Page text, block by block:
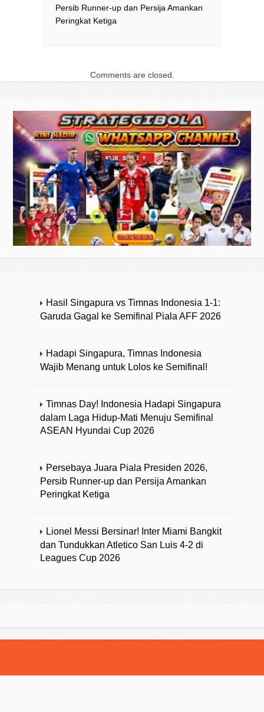
Persib Runner-up dan Persija Amankan
Peringkat Ketiga
Comments are closed.
Hasil Singapura vs Timnas Indonesia 1-1:
Garuda Gagal ke Semifinal Piala AFF 2026
Hadapi Singapura, Timnas Indonesia
Wajib Menang untuk Lolos ke Semifinal!
Timnas Day! Indonesia Hadapi Singapura
dalam Laga Hidup-Mati Menuju Semifinal
ASEAN Hyundai Cup 2026
Persebaya Juara Piala Presiden 2026,
Persib Runner-up dan Persija Amankan
Peringkat Ketiga
Lionel Messi Bersinar! Inter Miami Bangkit
dan Tundukkan Atletico San Luis 4-2 di
Leagues Cup 2026